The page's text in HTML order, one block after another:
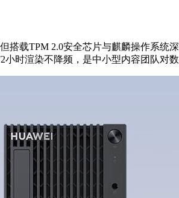
搭载TPM 2.0安全芯片与麒麟操作系
时渲染不降频，是中小型内容团队对